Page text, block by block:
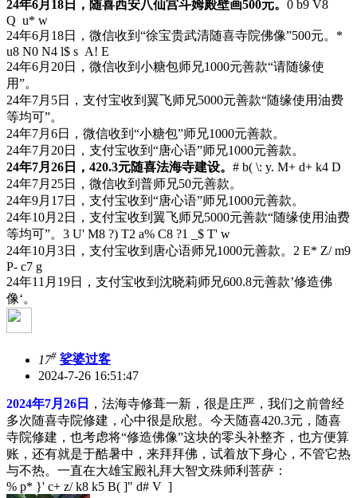
24年6月18日，随喜西安八仙宫斗姆殿壁画500元。 0 b9 V8
Q u* w
24年6月18日，微信收到“徐宝贵武清随喜寺院佛像”500元。 *
u8 N0 N4 l$ s A! E
24年6月20日，微信收到小糖包师兄1000元善款“请随缘使
用”。
24年7月5日，支付宝收到翼飞师兄5000元善款“随缘使用油费
等均可”。
24年7月6日，微信收到“小糖包”师兄1000元善款。
24年7月20日，支付宝收到“唐心语”师兄1000元善款。
24年7月26日，420.3元随喜法海寺建设。 # b( \: y. M+ d+ k4 D
24年7月25日，微信收到普师兄50元善款。
24年9月17日，支付宝收到“唐心语”师兄1000元善款。
24年10月2日，支付宝收到翼飞师兄5000元善款“随缘使用油费
等均可”。 3 U' M8 ?) T2 a% C8 ?1 _$ T' w
24年10月3日，支付宝收到唐心语师兄1000元善款。 2 E* Z/ m9
P- c7 g
24年11月19日，支付宝收到沈晓莉师兄600.8元善款’修造佛
像‘。
17# 娑婆过客
2024-7-26 16:51:47
2024年7月26日
，法海寺修葺一新，很是庄严，我们之前曾经
多次随喜寺院修建，心中很是欣慰。今天随喜420.3元，随喜
寺院修建，也考虑将“修造佛像”这块的零头补整齐，也方便算
账，还有就是于酷暑中，来拜拜佛，试着放下身心，不管它热
与不热。一直在大雄宝殿礼拜大智文殊师利菩萨：
% p* }' c+ z/ k8 k5 B( ]" d# V ]